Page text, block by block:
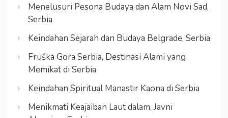
Menelusuri Pesona Budaya dan Alam Novi Sad,
Serbia
Keindahan Sejarah dan Budaya Belgrade, Serbia
Fruška Gora Serbia, Destinasi Alami yang
Memikat di Serbia
Keindahan Spiritual Manastir Kaona di Serbia
Menikmati Keajaiban Laut dalam, Javni